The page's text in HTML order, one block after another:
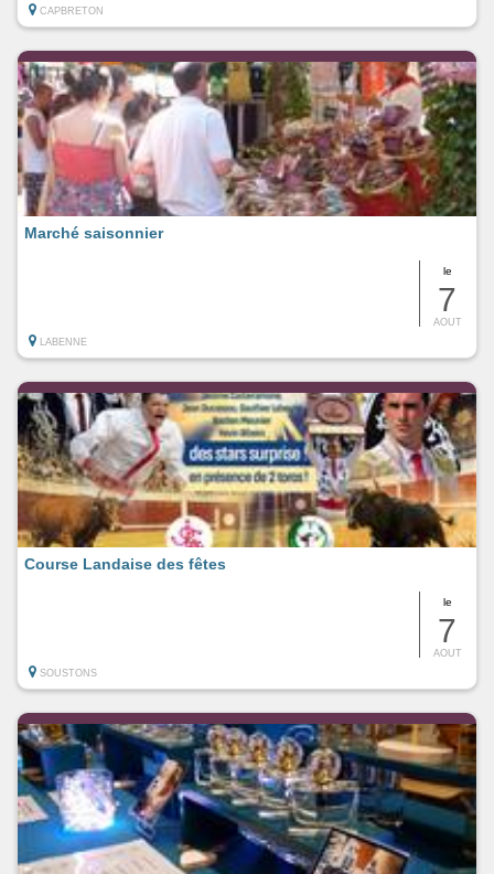
CAPBRETON
le
7
AOUT
Marché saisonnier
LABENNE
le
7
AOUT
Course Landaise des fêtes
SOUSTONS